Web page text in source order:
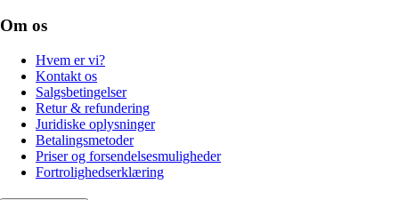
Om os
Hvem er vi?
Kontakt os
Salgsbetingelser
Retur & refundering
Juridiske oplysninger
Betalingsmetoder
Priser og forsendelsesmuligheder
Fortrolighedserklæring